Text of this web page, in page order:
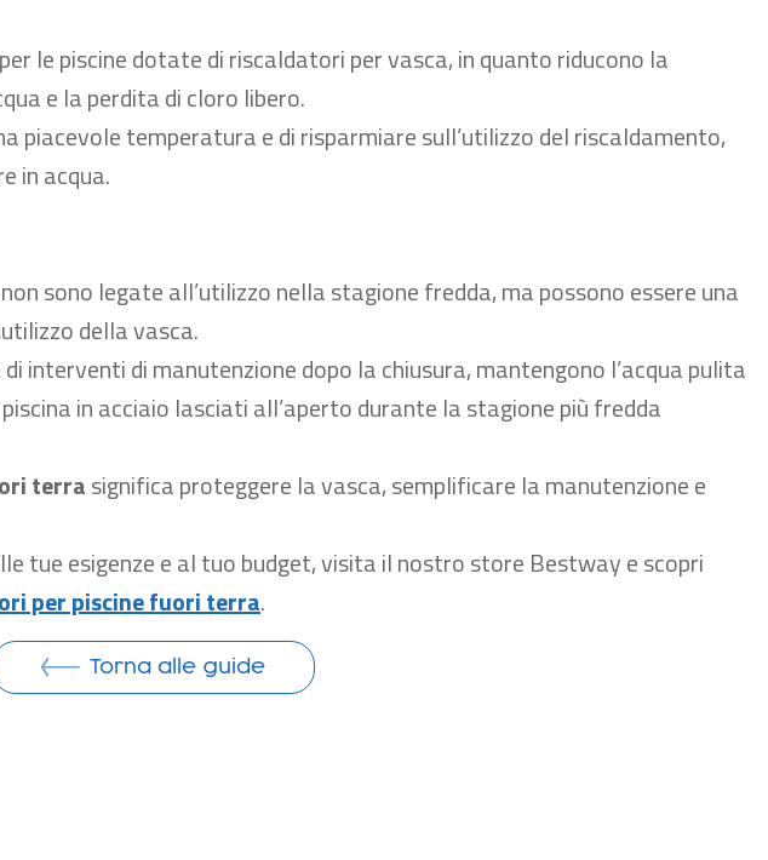
le piscinedotatedi riscaldatori per vasca, in quanto riducono la
e la perdita di cloro libero.
piacevole temperatura e dirisparmiare sull’utilizzo del riscaldamento,
in acqua.
sono legateall’utilizzonella stagione fredda, ma possono essere una
della vasca.
interventi di manutenzione dopo la chiusura,mantengono l’acqua pulita
in acciaio lasciati all’aperto durante la stagione più fredda
terrasignifica proteggere la vasca, semplificare la manutenzione e
tue esigenze e al tuo budget, visita il nostrostore Bestwaye scopri
per piscine fuori terra.
Torna alle guide